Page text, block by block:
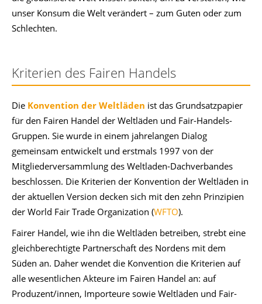
unser Konsum die Welt verändert – zum Guten oder zum
Schlechten.
Kriterien des Fairen Handels
Die Konvention der Weltläden ist das Grundsatzpapier
für den Fairen Handel der Weltläden und Fair-Handels-
Gruppen. Sie wurde in einem jahrelangen Dialog
gemeinsam entwickelt und erstmals 1997 von der
Mitgliederversammlung des Weltladen-Dachverbandes
beschlossen. Die Kriterien der Konvention der Weltläden in
der aktuellen Version decken sich mit den zehn Prinzipien
der World Fair Trade Organization (WFTO).
Fairer Handel, wie ihn die Weltläden betreiben, strebt eine
gleichberechtigte Partnerschaft des Nordens mit dem
Süden an. Daher wendet die Konvention die Kriterien auf
alle wesentlichen Akteure im Fairen Handel an: auf
Produzent/innen, Importeure sowie Weltläden und Fair-